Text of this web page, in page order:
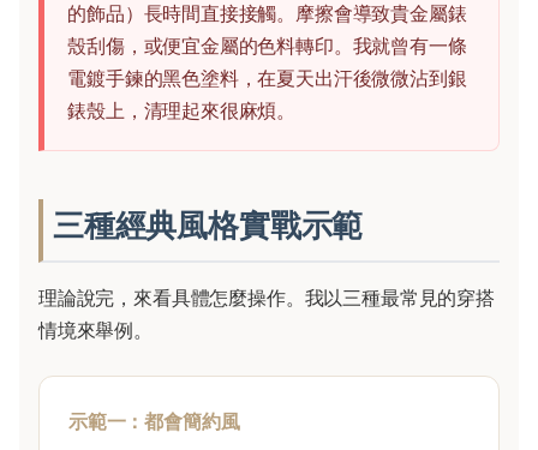
的飾品）長時間直接接觸。摩擦會導致貴金屬錶
殼刮傷，或便宜金屬的色料轉印。我就曾有一條
電鍍手鍊的黑色塗料，在夏天出汗後微微沾到銀
錶殼上，清理起來很麻煩。
三種經典風格實戰示範
理論說完，來看具體怎麼操作。我以三種最常見的穿搭
情境來舉例。
示範一：都會簡約風